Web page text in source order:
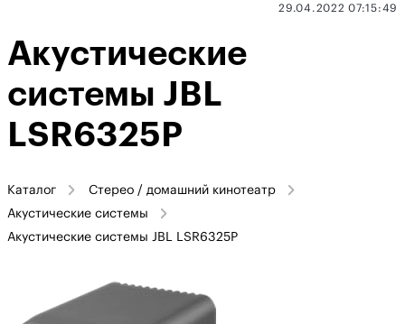
29.04.2022 07:15:49
Акустические
системы JBL
LSR6325P
Каталог
Стерео / домашний кинотеатр
Акустические системы
Акустические системы JBL LSR6325P